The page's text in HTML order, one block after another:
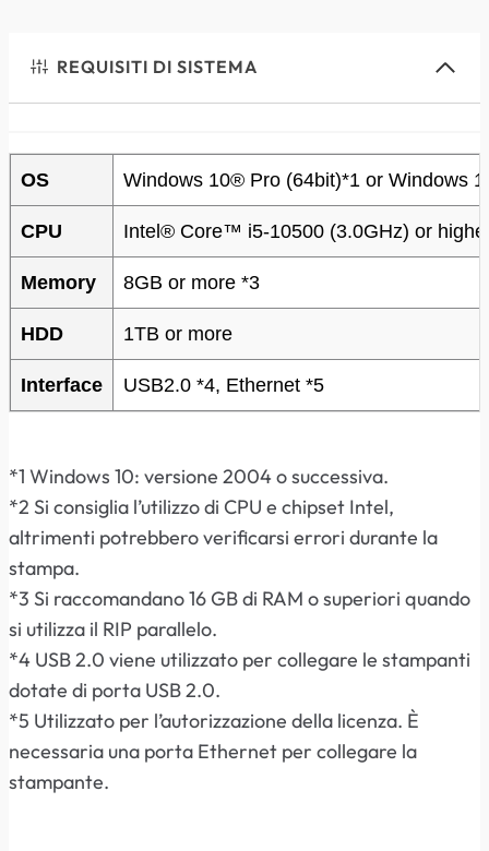
REQUISITI DI SISTEMA
OS Windows 10® Pro (64bit)*1 or Windows
CPU Intel® Core™ i5-10500 (3.0GHz) or
Memory 8GB or more *3
HDD 1TB or more
Interface USB2.0 *4, Ethernet *5
*1 Windows 10: versione 2004 o successiva.
*2 Si consiglia l’utilizzo di CPU e chipset Intel,
altrimenti potrebbero verificarsi errori durante la
stampa.
*3 Si raccomandano 16 GB di RAM o superiori quando
si utilizza il RIP parallelo.
*4 USB 2.0 viene utilizzato per collegare le stampanti
dotate di porta USB 2.0.
*5 Utilizzato per l’autorizzazione della licenza. È
necessaria una porta Ethernet per collegare la
stampante.